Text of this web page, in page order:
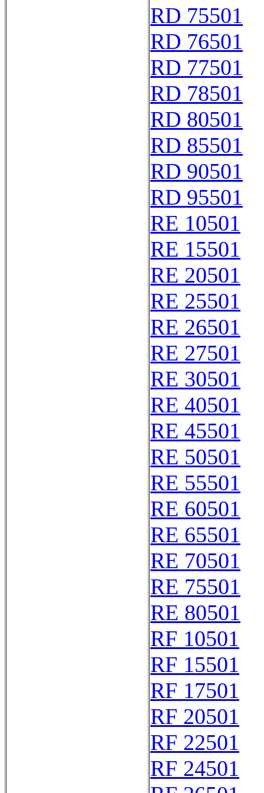
RD 75501
RD 76501
RD 77501
RD 78501
RD 80501
RD 85501
RD 90501
RD 95501
RE 10501
RE 15501
RE 20501
RE 25501
RE 26501
RE 27501
RE 30501
RE 40501
RE 45501
RE 50501
RE 55501
RE 60501
RE 65501
RE 70501
RE 75501
RE 80501
RF 10501
RF 15501
RF 17501
RF 20501
RF 22501
RF 24501